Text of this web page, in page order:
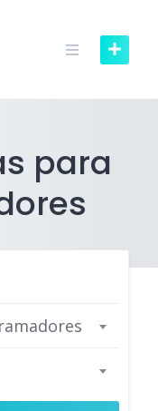
para